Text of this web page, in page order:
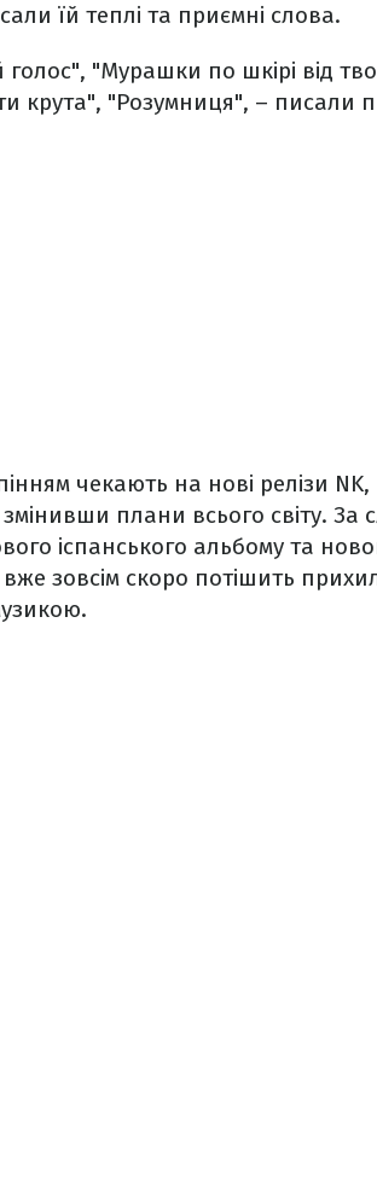
їй теплі та приємні слова.
"Мурашки по шкірі від
крута", "Розумниця", – писали
чекають на нові релізи NK,
плани всього світу.
іспанського альбому та
зовсім скоро потішить